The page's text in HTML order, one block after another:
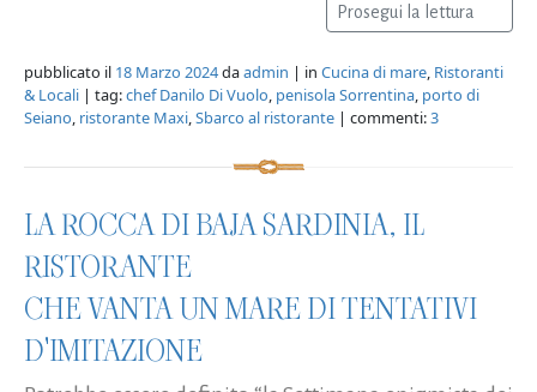
Prosegui la lettura
pubblicato il 18 Marzo 2024daadmin | in Cucina di mare, Ristoranti
& Locali | tag:chef Danilo Di Vuolo, penisola Sorrentina, porto di
Seiano, ristorante Maxi,Sbarco al ristorante | commenti:3
LA ROCCA DI BAJA SARDINIA, IL
RISTORANTE
CHE VANTA UN MARE DI TENTATIVI
D'IMITAZIONE